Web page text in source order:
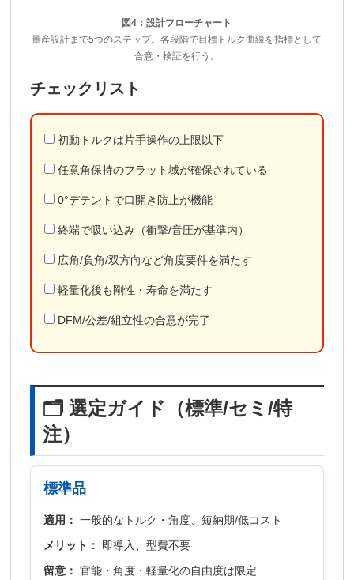
図4：設計フローチャート
量産設計まで5つのステップ。各段階で目標トルク曲線を指標として
合意・検証を行う。
チェックリスト
初動トルクは片手操作の上限以下
任意角保持のフラット域が確保されている
0°デテントで口開き防止が機能
終端で吸い込み（衝撃/音圧が基準内）
広角/負角/双方向など角度要件を満たす
軽量化後も剛性・寿命を満たす
DFM/公差/組立性の合意が完了
🗂️ 選定ガイド（標準/セミ/特
注）
標準品
適用： 一般的なトルク・角度、短納期/低コスト
メリット：
即導入、型費不要
留意： 官能・角度・軽量化の自由度は限定